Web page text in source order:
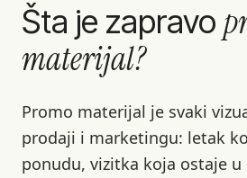
Šta je zapravo
materijal?
Promo materijal je svaki
prodaji i marketingu: letak
ponudu, vizitka koja ostaje